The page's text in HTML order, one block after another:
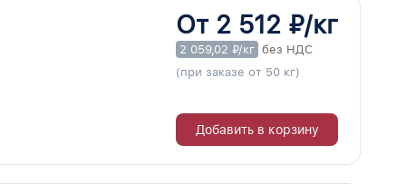
От 2 512 ₽/кг
2 059,02 ₽/кг без НДС
(при заказе от 50 кг)
Добавить в корзину